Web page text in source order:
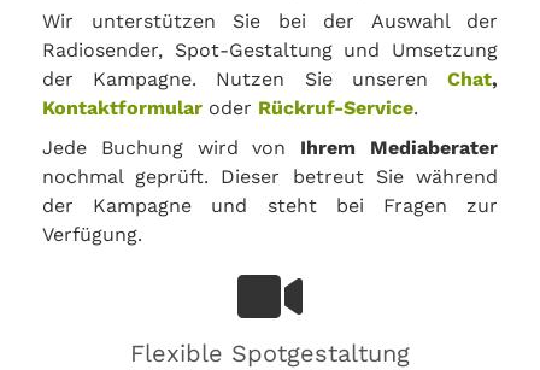
Wir unterstützen Sie bei der Auswahl der
Radiosender, Spot-Gestaltung und Umsetzung
der Kampagne. Nutzen Sie unseren Chat,
Kontaktformular oder Rückruf-Service.
Jede Buchung wird von Ihrem Mediaberater
nochmal geprüft. Dieser betreut Sie während
der Kampagne und steht bei Fragen zur
Verfügung.
Flexible Spotgestaltung